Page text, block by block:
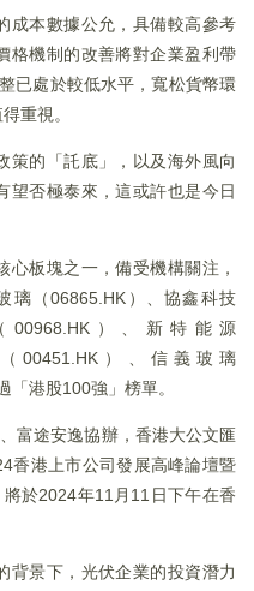
成本數據公允，具備較高參考
格機制的改善將對企業盈利帶
已處於較低水平，寬松貨幣環
重視。
策的「託底」，以及海外風向
望否極泰來，這或許也是今日
板塊之一，備受機構關注，
璃（06865.HK）、協鑫科技
00968.HK）、新特能源
00451.HK）、信義玻璃
「港股100強」榜單。
富途安逸協辦，香港大公文匯
香港上市公司發展高峰論壇暨
於2024年11月11日下午在香
背景下，光伏企業的投資潛力